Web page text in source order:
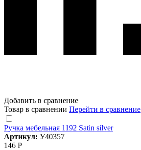
Добавить в сравнение
Товар в сравнении Перейти в сравнение
Ручка мебельная 1192 Satin silver
Артикул: У40357
146 Р